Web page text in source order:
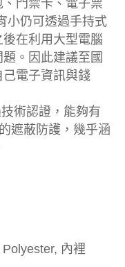
門禁卡、電子票
小仍可透過手持式
在利用大型電腦
。因此建議至國
電子資訊與錢
術認證，能夠有
遮蔽防護，幾乎涵
內裡